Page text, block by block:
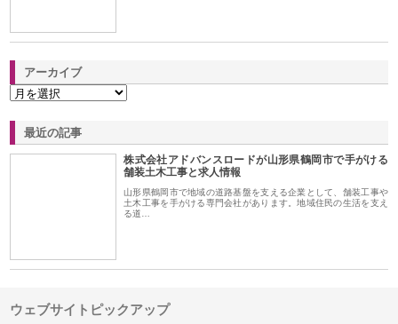
アーカイブ
最近の記事
株式会社アドバンスロードが山形県鶴岡市で手がける
舗装土木工事と求人情報
山形県鶴岡市で地域の道路基盤を支える企業として、舗装工事や
土木工事を手がける専門会社があります。地域住民の生活を支え
る道…
ウェブサイトピックアップ